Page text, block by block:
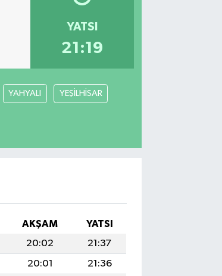
YATSI
21:19
YAHYALI YEŞİLHİSAR
AKŞAM
YATSI
20:02
21:37
20:01
21:36